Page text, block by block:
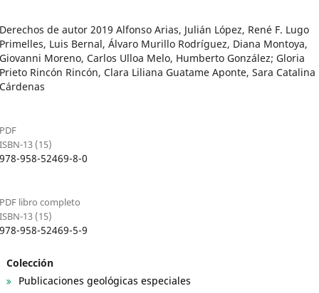
Derechos de autor 2019 Alfonso Arias, Julián López, René F. Lugo
Primelles, Luis Bernal, Álvaro Murillo Rodríguez, Diana Montoya,
Giovanni Moreno, Carlos Ulloa Melo, Humberto González; Gloria
Prieto Rincón Rincón, Clara Liliana Guatame Aponte, Sara Catalina
Cárdenas
PDF
ISBN-13 (15)
978-958-52469-8-0
PDF libro completo
ISBN-13 (15)
978-958-52469-5-9
Colección
Publicaciones geológicas especiales